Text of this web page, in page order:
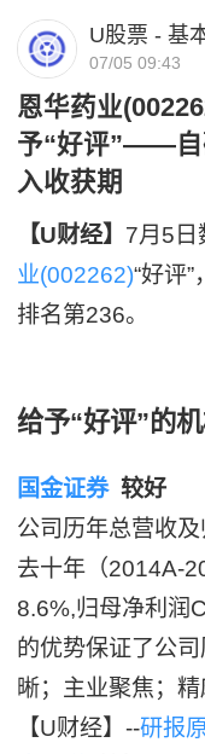
U股票 - 基
07/05 09:43
恩华药业
予“好评”——自
入收获期
【U财经】 7月5日
业(002262)“好评”
排名第236。
给予“好评”的
国金证券较好
公司历年总营收
去十年（2014A-
8.6%,归母净利润
的优势保证了公
晰；主业聚焦；
【U财经】--研报